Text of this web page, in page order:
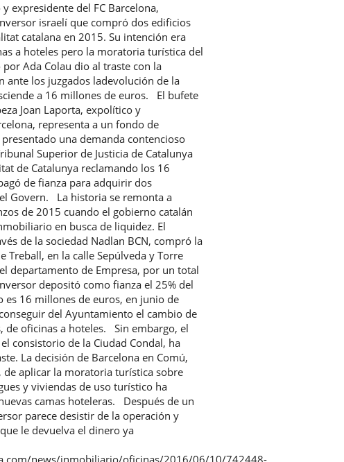
expresidente del FC Barcelona,
israelí que compró dos edificios
catalana en 2015. Su intención era
a hoteles pero la moratoria turística del
Ada Colau dio al traste con la
ante los juzgados ladevolución de la
a 16 millones de euros. El bufete
Joan Laporta, expolítico y
representa a un fondo de
una demanda contencioso
Superior de Justicia de Catalunya
de Catalunya reclamando los 16
de fianza para adquirir dos
Govern. La historia se remonta a
de 2015 cuando el gobierno catalán
en busca de liquidez. El
de la sociedad Nadlan BCN, compró la
Treball, en la calle Sepúlveda y Torre
departamento de Empresa, por un total
depositó como fianza el 25% del
es 16 millones de euros, en junio de
del Ayuntamiento el cambio de
de oficinas a hoteles. Sin embargo, el
consistorio de la Ciudad Condal, ha
La decisión de Barcelona en Comú,
de aplicar la moratoria turística sobre
y viviendas de uso turístico ha
camas hoteleras. Después de un
parece desistir de la operación y
le devuelva el dinero ya
news/inmobiliario/oficinas/2016/06/10/742448-